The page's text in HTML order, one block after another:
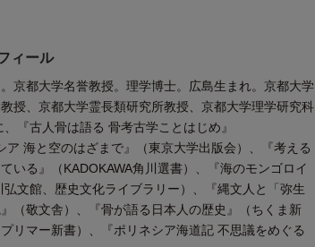
ィール
京都大学名誉教授。理学博士。広島生まれ。京都大学
授、京都大学霊長類研究所教授、京都大学理学研究科
『古人骨は語る 骨考古学ことはじめ』
ア 海と空のはざまで』（東京大学出版会）、『考える
いる』（KADOKAWA角川選書）、『海のモンゴロイ
文館、歴史文化ライブラリー）、『縄文人と「弥生
（敬文舎）、『骨が語る日本人の歴史』（ちくま新
リマー新書）、『ポリネシア海道記 不思議をめぐる